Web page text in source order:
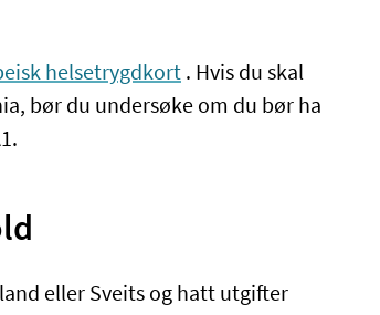
helsetrygdkort . Hvis du skal
bør du undersøke om du bør ha
eller Sveits og hatt utgifter